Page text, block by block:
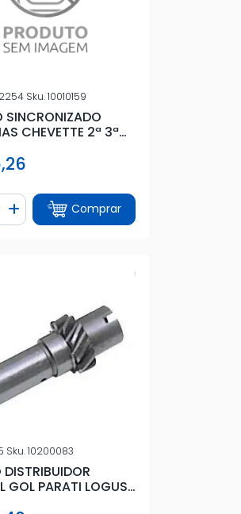
Sku.10010159
SINCRONIZADO
CHEVETTE 2ª 3ª
Quantidade
Adicionar Quantidade
Comprar
Sku.10200083
DISTRIBUIDOR
GOL PARATI LOGUS